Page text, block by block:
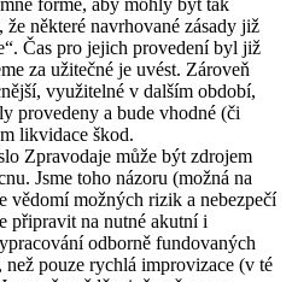
formě, aby mohly být tak
některé navrhované zásady již
Čas pro jejich provedení byl již
za užitečné je uvést. Zároveň
využitelné v dalším období,
provedeny a bude vhodné (či
likvidace škod.
Zpravodaje může být zdrojem
Jsme toho názoru (možná na
vědomí možných rizik a nebezpečí
připravit na nutné akutní i
odborně fundovaných
pouze rychlá improvizace (v té